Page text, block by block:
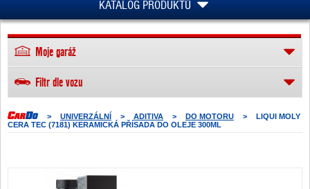
KATALOG PRODUKTŮ
> UNIVERZÁLNÍ > ADITIVA > DO MOTORU >
LIQUI MOLY
CERA TEC (7181) KERAMICKÁ PŘÍSADA DO OLEJE 300ML
Moje garáž
Filtr dle vozu